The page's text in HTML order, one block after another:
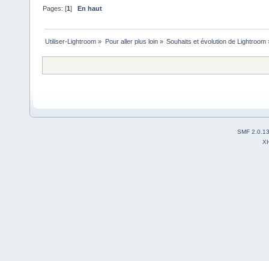
Pages: [1]En haut
Utiliser-Lightroom » Pour aller plus loin» Souhaits et évolution de Lightroom
SMF 2.0.13